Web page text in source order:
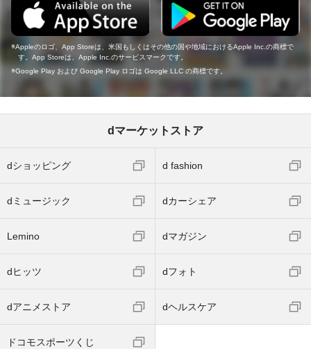
Appleのロゴ、App Storeは、米国もしくはその他の国や地域におけるApple Inc.の商標で
す。App Storeは、Apple Inc.のサービスマークです。
Google Play および Google Play ロゴは Google LLC の商標です。
dマーケットストア
dショッピング d fashion
dミュージック dカーシェア
Lemino dマガジン
dヒッツ dフォト
dアニメストア dヘルスケア
ドコモスポーツくじ